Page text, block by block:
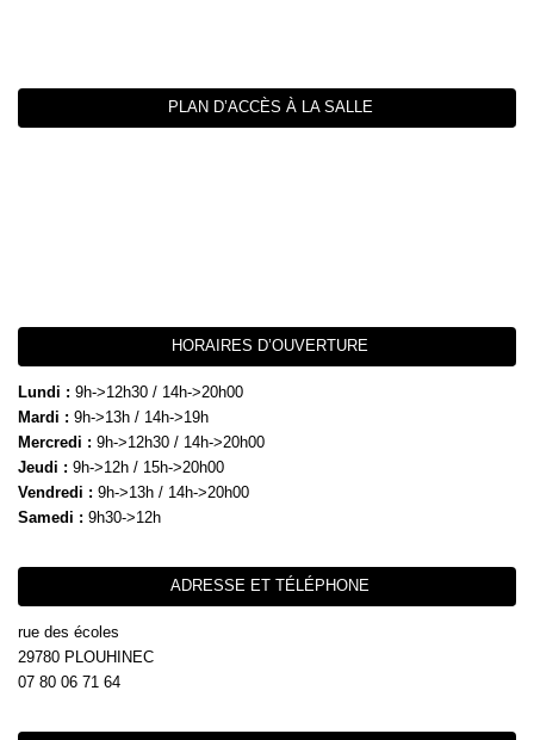
PLAN D’ACCÈS À LA SALLE
HORAIRES D’OUVERTURE
Lundi : 9h->12h30 / 14h->20h00
Mardi : 9h->13h / 14h->19h
Mercredi : 9h->12h30 / 14h->20h00
Jeudi : 9h->12h / 15h->20h00
Vendredi : 9h->13h / 14h->20h00
Samedi : 9h30->12h
ADRESSE ET TÉLÉPHONE
rue des écoles
29780 PLOUHINEC
07 80 06 71 64